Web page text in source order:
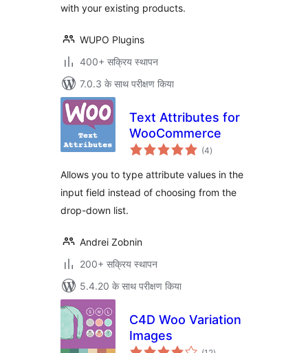
with your existing products.
WUPO Plugins
400+ सक्रिय स्थापन
7.0.3 के साथ परीक्षण किया
Text Attributes for
WooCommerce
(4कुल
दर)
Allows you to type attribute values in the
input field instead of choosing from the
drop-down list.
Andrei Zobnin
200+ सक्रिय स्थापन
5.4.20 के साथ परीक्षण किया
C4D Woo Variation
Images
कुल